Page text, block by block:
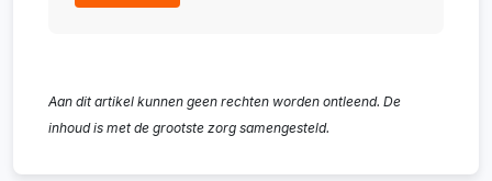
Aan dit artikel kunnen geen rechten worden ontleend. De
inhoud is met de grootste zorg samengesteld.